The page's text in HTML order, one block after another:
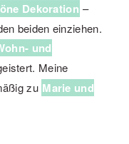
Dekoration –
beiden einziehen.
und
Meine
zu Marie und